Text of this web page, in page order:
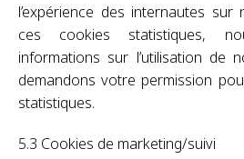
l’expérience des internautes
ces cookies statistiques,
informations sur l’utilisation de
demandons votre permission
statistiques.
5.3 Cookies de marketing/suivi